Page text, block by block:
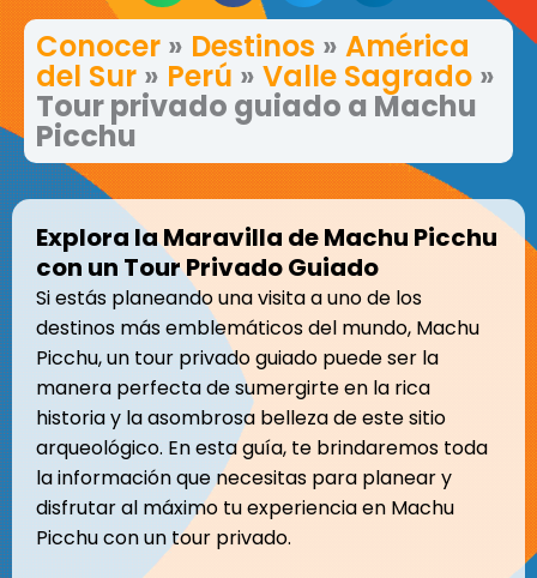
Conocer » Destinos » América
del Sur » Perú » Valle Sagrado »
Tour privado guiado a Machu
Picchu
Explora la Maravilla de Machu Picchu
con un Tour Privado Guiado
Si estás planeando una visita a uno de los
destinos más emblemáticos del mundo, Machu
Picchu, un tour privado guiado puede ser la
manera perfecta de sumergirte en la rica
historia y la asombrosa belleza de este sitio
arqueológico. En esta guía, te brindaremos toda
la información que necesitas para planear y
disfrutar al máximo tu experiencia en Machu
Picchu con un tour privado.